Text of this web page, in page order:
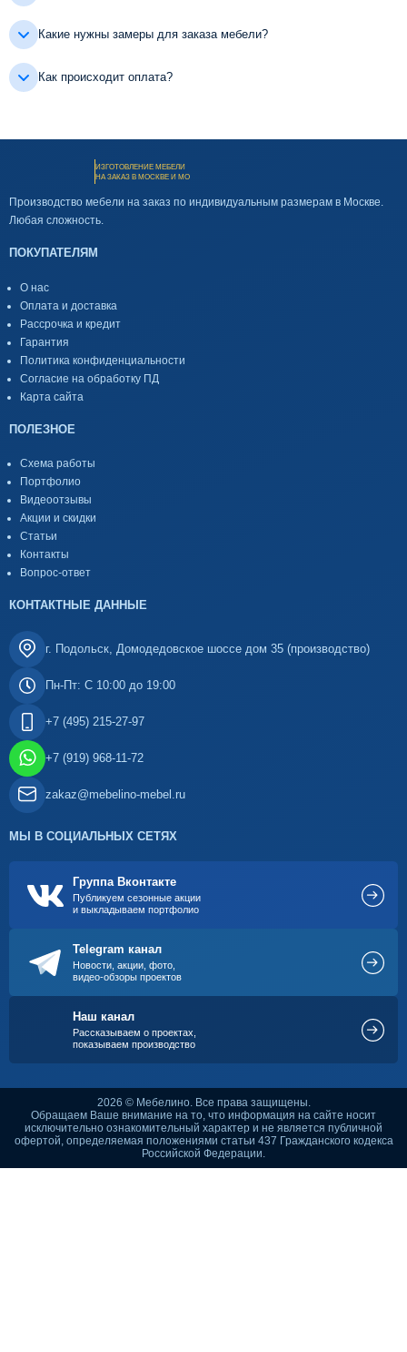
Какие нужны замеры для заказа мебели?
Как происходит оплата?
ИЗГОТОВЛЕНИЕ МЕБЕЛИ
НА ЗАКАЗ В МОСКВЕ И МО
Производство мебели на заказ по индивидуальным размерам в Москве.
Любая сложность.
ПОКУПАТЕЛЯМ
О нас
Оплата и доставка
Рассрочка и кредит
Гарантия
Политика конфиденциальности
Согласие на обработку ПД
Карта сайта
ПОЛЕЗНОЕ
Схема работы
Портфолио
Видеоотзывы
Акции и скидки
Статьи
Контакты
Вопрос-ответ
КОНТАКТНЫЕ ДАННЫЕ
г. Подольск, Домодедовское шоссе дом 35 (производство)
Пн-Пт: С 10:00 до 19:00
+7 (495) 215-27-97
+7 (919) 968-11-72
zakaz@mebelino-mebel.ru
МЫ В СОЦИАЛЬНЫХ СЕТЯХ
Группа Вконтакте
Публикуем сезонные акции
и выкладываем портфолио
Telegram канал
Новости, акции, фото,
видео-обзоры проектов
Наш канал
Рассказываем о проектах,
показываем производство
2026 © Мебелино. Все права защищены.
Обращаем Ваше внимание на то, что информация на сайте носит
исключительно ознакомительный характер и не является публичной
офертой, определяемая положениями статьи 437 Гражданского кодекса
Российской Федерации.